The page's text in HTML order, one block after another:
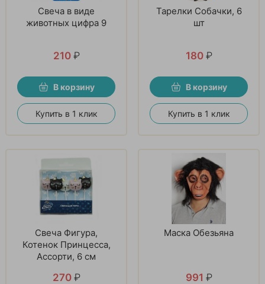
Свеча в виде
животных цифра 9
210 ₽
В корзину
Купить в 1 клик
Тарелки Собачки, 6
шт
180 ₽
В корзину
Купить в 1 клик
Свеча Фигура,
Котенок Принцесса,
Ассорти, 6 см
270 ₽
Маска Обезьяна
991 ₽